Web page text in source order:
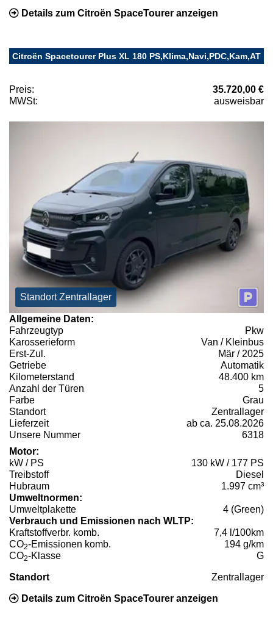
Details zum Citroën SpaceTourer anzeigen
Citroën Spacetourer Plus XL 180 PS,Klima,Navi,PDC,Kam,AT
Preis:
35.720,00 €
MWSt:
ausweisbar
Standort Zentrallager
Allgemeine Daten:
Fahrzeugtyp
Pkw
Karosserieform
Van / Kleinbus
Erst-Zul.
Mär / 2025
Getriebe
Automatik
Kilometerstand
48.400 km
Anzahl der Türen
5
Farbe
Grau
Standort
Zentrallager
Lieferzeit
ab ca. 25.08.2026
Unsere Nummer
6318
Motor:
kW / PS
130 kW / 177 PS
Treibstoff
Diesel
Hubraum
1.997 cm³
Umweltnormen:
Umweltplakette
4 (Green)
Verbrauch und Emissionen nach WLTP:
Kraftstoffverbr. komb.
7,4 l/100km
CO2-Emissionen komb.
194 g/km
CO2-Klasse G
Standort Zentrallager
Details zum Citroën SpaceTourer anzeigen